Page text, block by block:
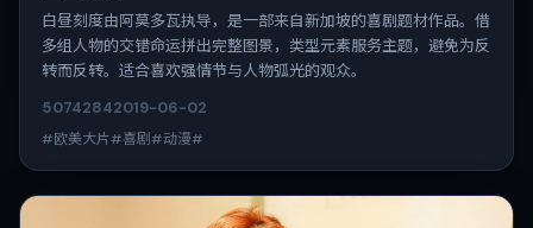
白昼刻度由阿莫多瓦执导，是一部来自新加坡的喜剧题材作品。借
多组人物的交错命运拼出完整图景，类型元素服务主题，避免为反
转而反转。适合喜欢强情节与人物弧光的观众。
50742842019-06-02
#欧美大片#喜剧#动漫#